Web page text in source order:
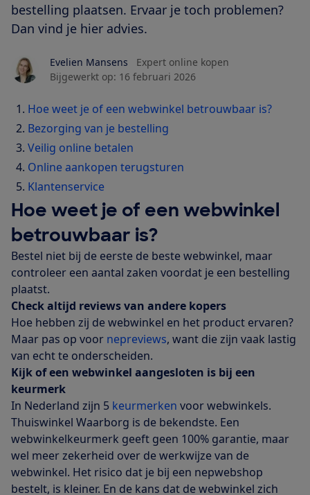
bestelling plaatsen. Ervaar je toch problemen?
Dan vind je hier advies.
Evelien Mansens
Expert online kopen
Bijgewerkt op: 16 februari 2026
Hoe weet je of een webwinkel betrouwbaar is?
Bezorging van je bestelling
Veilig online betalen
Online aankopen terugsturen
Klantenservice
Hoe weet je of een webwinkel
betrouwbaar is?
Bestel niet bij de eerste de beste webwinkel, maar
controleer een aantal zaken voordat je een bestelling
plaatst.
Check altijd reviews van andere kopers
Hoe hebben zij de webwinkel en het product ervaren?
Maar pas op voor nepreviews, want die zijn vaak lastig
van echt te onderscheiden.
Kijk of een webwinkel aangesloten is bij een
keurmerk
In Nederland zijn 5 keurmerken voor webwinkels.
Thuiswinkel Waarborg is de bekendste. Een
webwinkelkeurmerk geeft geen 100% garantie, maar
wel meer zekerheid over de werkwijze van de
webwinkel. Het risico dat je bij een nepwebshop
bestelt, is kleiner. En de kans dat de webwinkel zich